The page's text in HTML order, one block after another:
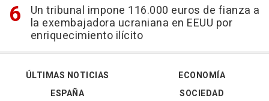
Un tribunal impone 116.000 euros de fianza a
la exembajadora ucraniana en EEUU por
enriquecimiento ilícito
ÚLTIMAS NOTICIAS
ESPAÑA
ECONOMÍA
SOCIEDAD